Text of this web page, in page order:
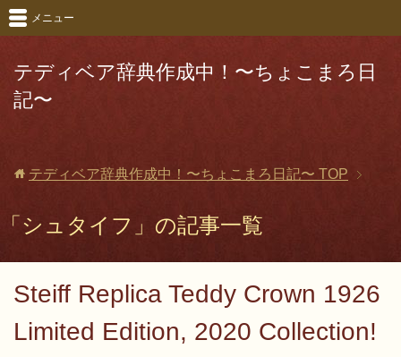
テディベア辞典作成中！〜ちょこまろ日
記〜
メニュー
テディベア辞典作成中！〜ちょこまろ日記〜 TOP
「シュタイフ」の記事一覧
Steiff Replica Teddy Crown 1926
Limited Edition, 2020 Collection!